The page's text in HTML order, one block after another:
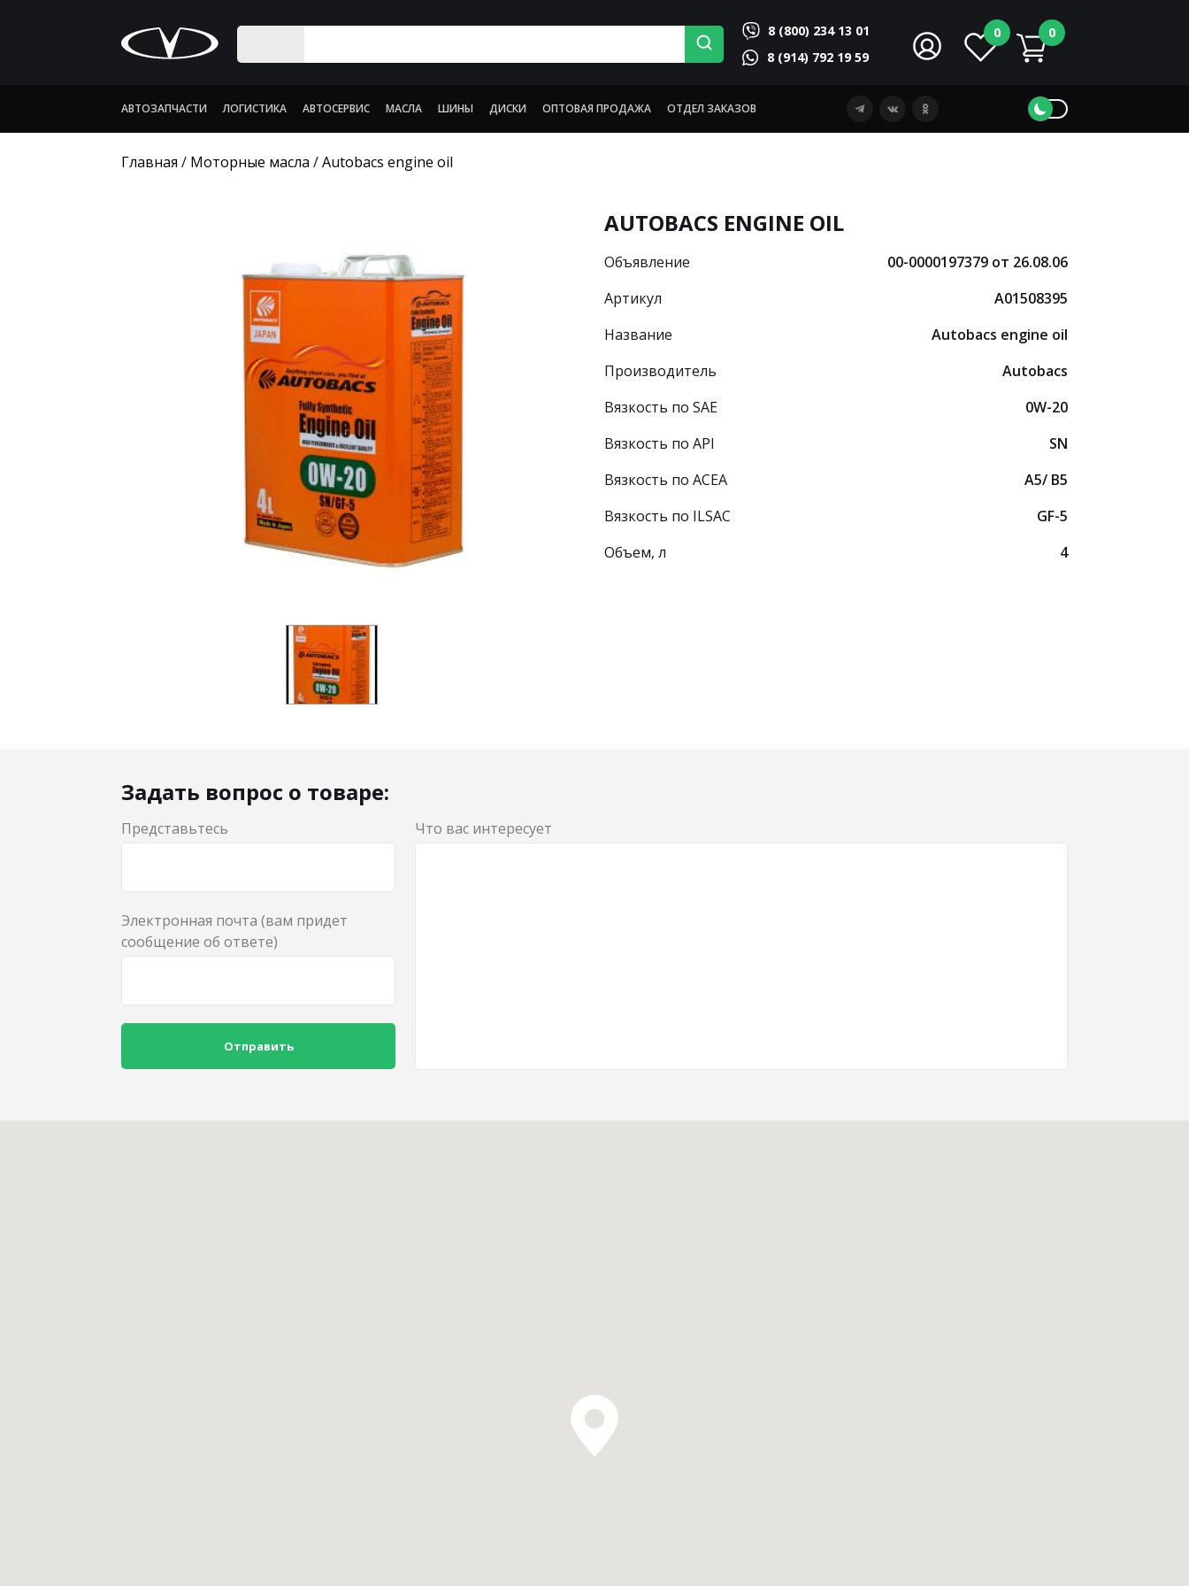
8 (800) 234 13 01
8 (914) 792 19 59
0 0
АВТОЗАПЧАСТИ ЛОГИСТИКА АВТОСЕРВИС МАСЛА ШИНЫ ДИСКИ ОПТОВАЯ ПРОДАЖА ОТДЕЛ ЗАКАЗОВ
Главная / Моторные масла /Autobacs engine oil
AUTOBACS ENGINE OIL
Объявление
00-0000197379 от 26.08.06
Артикул
A01508395
Название
Autobacs engine oil
Производитель
Autobacs
Вязкость по SAE
0W-20
Вязкость по API
SN
Вязкость по ACEA
A5/ B5
Вязкость по ILSAC
GF-5
Объем, л
4
Задать вопрос о товаре:
Представьтесь
Электронная почта (вам придет
сообщение об ответе)
Отправить
Что вас интересует